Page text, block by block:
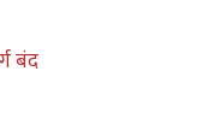
बंद